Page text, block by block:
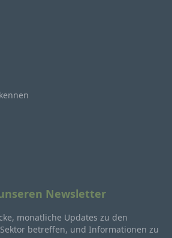
Newsletter
monatliche Updates zu den
betreffen, und Informationen zu